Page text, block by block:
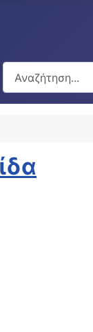
Αναζήτηση
Type 2 or more